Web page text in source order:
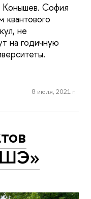
София
не
на годичную
8 июля, 2021 г.